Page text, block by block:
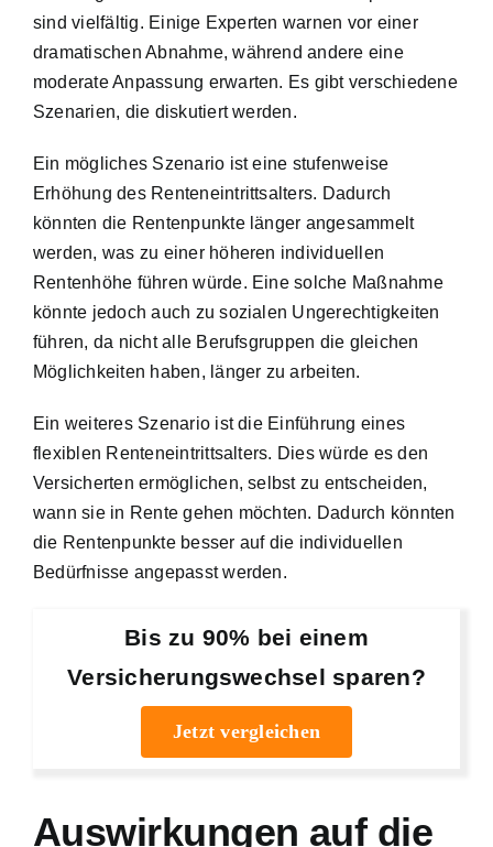
sind vielfältig. Einige Experten warnen vor einer
dramatischen Abnahme, während andere eine
moderate Anpassung erwarten. Es gibt verschiedene
Szenarien, die diskutiert werden.
Ein mögliches Szenario ist eine stufenweise
Erhöhung des Renteneintrittsalters. Dadurch
könnten die Rentenpunkte länger angesammelt
werden, was zu einer höheren individuellen
Rentenhöhe führen würde. Eine solche Maßnahme
könnte jedoch auch zu sozialen Ungerechtigkeiten
führen, da nicht alle Berufsgruppen die gleichen
Möglichkeiten haben, länger zu arbeiten.
Ein weiteres Szenario ist die Einführung eines
flexiblen Renteneintrittsalters. Dies würde es den
Versicherten ermöglichen, selbst zu entscheiden,
wann sie in Rente gehen möchten. Dadurch könnten
die Rentenpunkte besser auf die individuellen
Bedürfnisse angepasst werden.
Bis zu 90% bei einem
Versicherungswechsel sparen?
Jetzt vergleichen
Auswirkungen auf die